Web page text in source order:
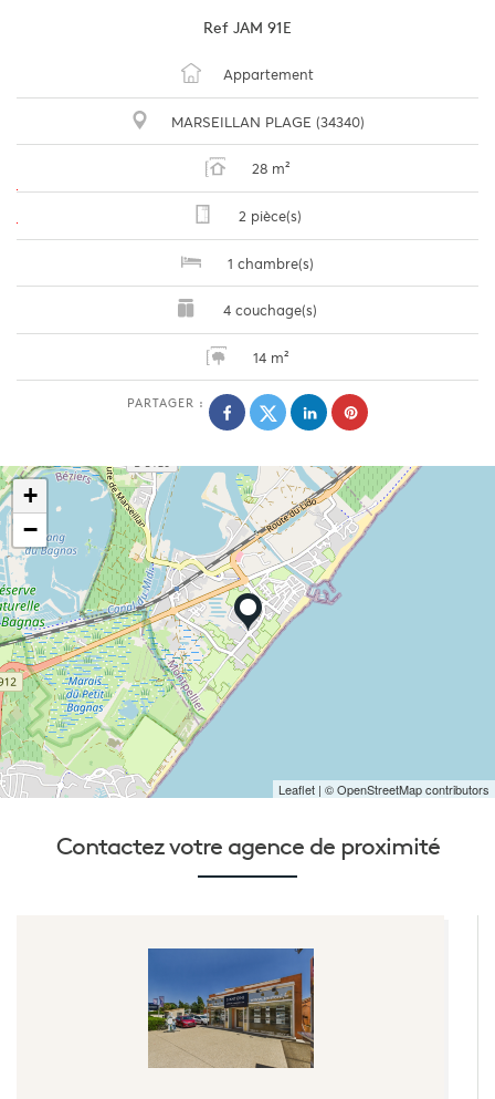
Ref JAM 91E
Appartement
MARSEILLAN PLAGE (34340)
28 m²
2 pièce(s)
1 chambre(s)
4 couchage(s)
14 m²
PARTAGER :
+
−
Leaflet | © OpenStreetMap contributors
Contactez votre agence de proximité